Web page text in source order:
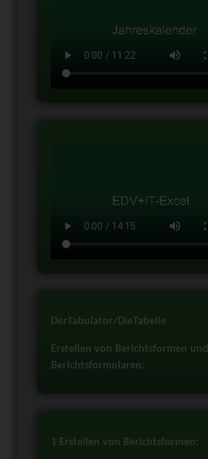
DerTabulator/DieTabelle
Erstellen von Berichtsformen und
Berichtsformularen:
1 Erstellen von Berichtsformen: